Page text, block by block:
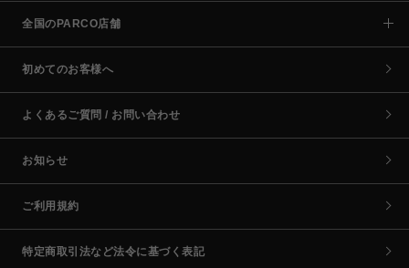
全国のPARCO店舗
初めてのお客様へ
よくあるご質問 / お問い合わせ
お知らせ
ご利用規約
特定商取引法など法令に基づく表記